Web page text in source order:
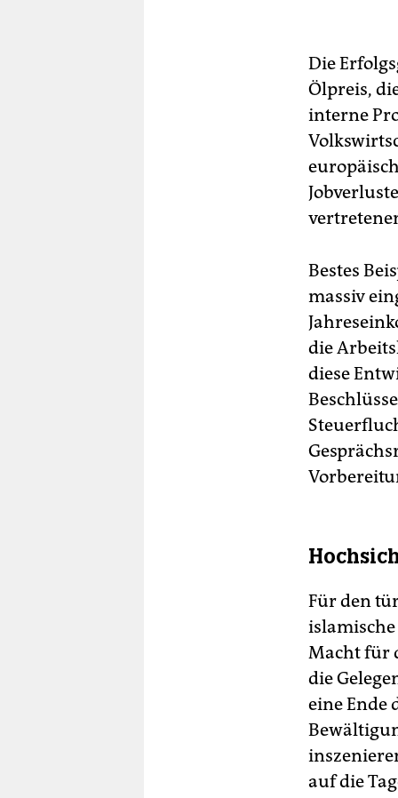
Die
Ölpreis,
interne
Bestes
massiv
die
diese
Für den
Macht für
die
eine Ende
auf die